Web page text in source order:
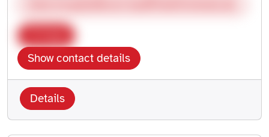
Show contact details
Details